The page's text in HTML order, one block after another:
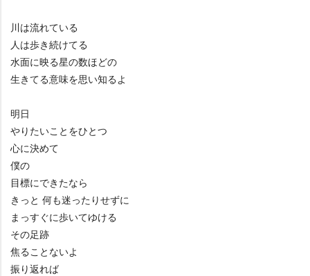
川は流れている
人は歩き続けてる
水面に映る星の数ほどの
生きてる意味を思い知るよ
明日
りたいことをひとつ
心に決めて
僕の
目標にできたなら
きっと 何も迷ったりせずに
まっすぐに歩いてゆける
その足跡
焦ることないよ
振り返れば